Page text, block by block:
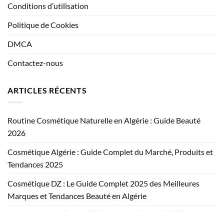
Conditions d’utilisation
Politique de Cookies
DMCA
Contactez-nous
ARTICLES RÉCENTS
Routine Cosmétique Naturelle en Algérie : Guide Beauté
2026
Cosmétique Algérie : Guide Complet du Marché, Produits et
Tendances 2025
Cosmétique DZ : Le Guide Complet 2025 des Meilleures
Marques et Tendances Beauté en Algérie